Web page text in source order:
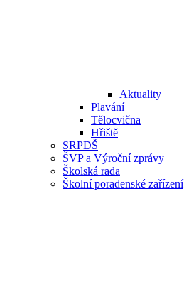
Aktuality
Plavání
Tělocvična
Hřiště
SRPDŠ
ŠVP a Výroční zprávy
Školská rada
Školní poradenské zařízení